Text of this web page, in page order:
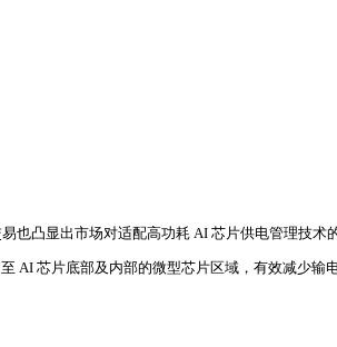
凸显出市场对适配高功耗 AI 芯片供电管理技术
AI 芯片底部及内部的微型芯片区域，有效减少输